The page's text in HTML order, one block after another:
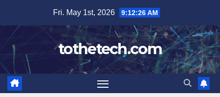
content
Fri. May 1st, 2026 9:12:27 AM
tothetech.com